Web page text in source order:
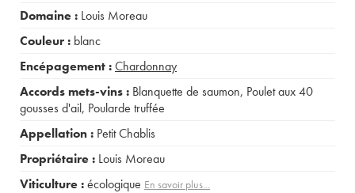
Domaine : Louis Moreau
Couleur : blanc
Encépagement :Chardonnay
Accords mets-vins : Blanquette de saumon, Poulet aux 40
gousses d'ail, Poularde truffée
Appellation : Petit Chablis
Propriétaire : Louis Moreau
Viticulture :écologique En savoir plus...